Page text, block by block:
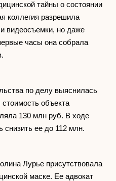
тайны о состоянии
коллегия разрешила
видеосъемки, но даже
часы она собрала
по делу выяснилась
объекта
130 млн руб. В ходе
снизить ее до 112 млн.
Лурье присутствовала
маске. Ее адвокат